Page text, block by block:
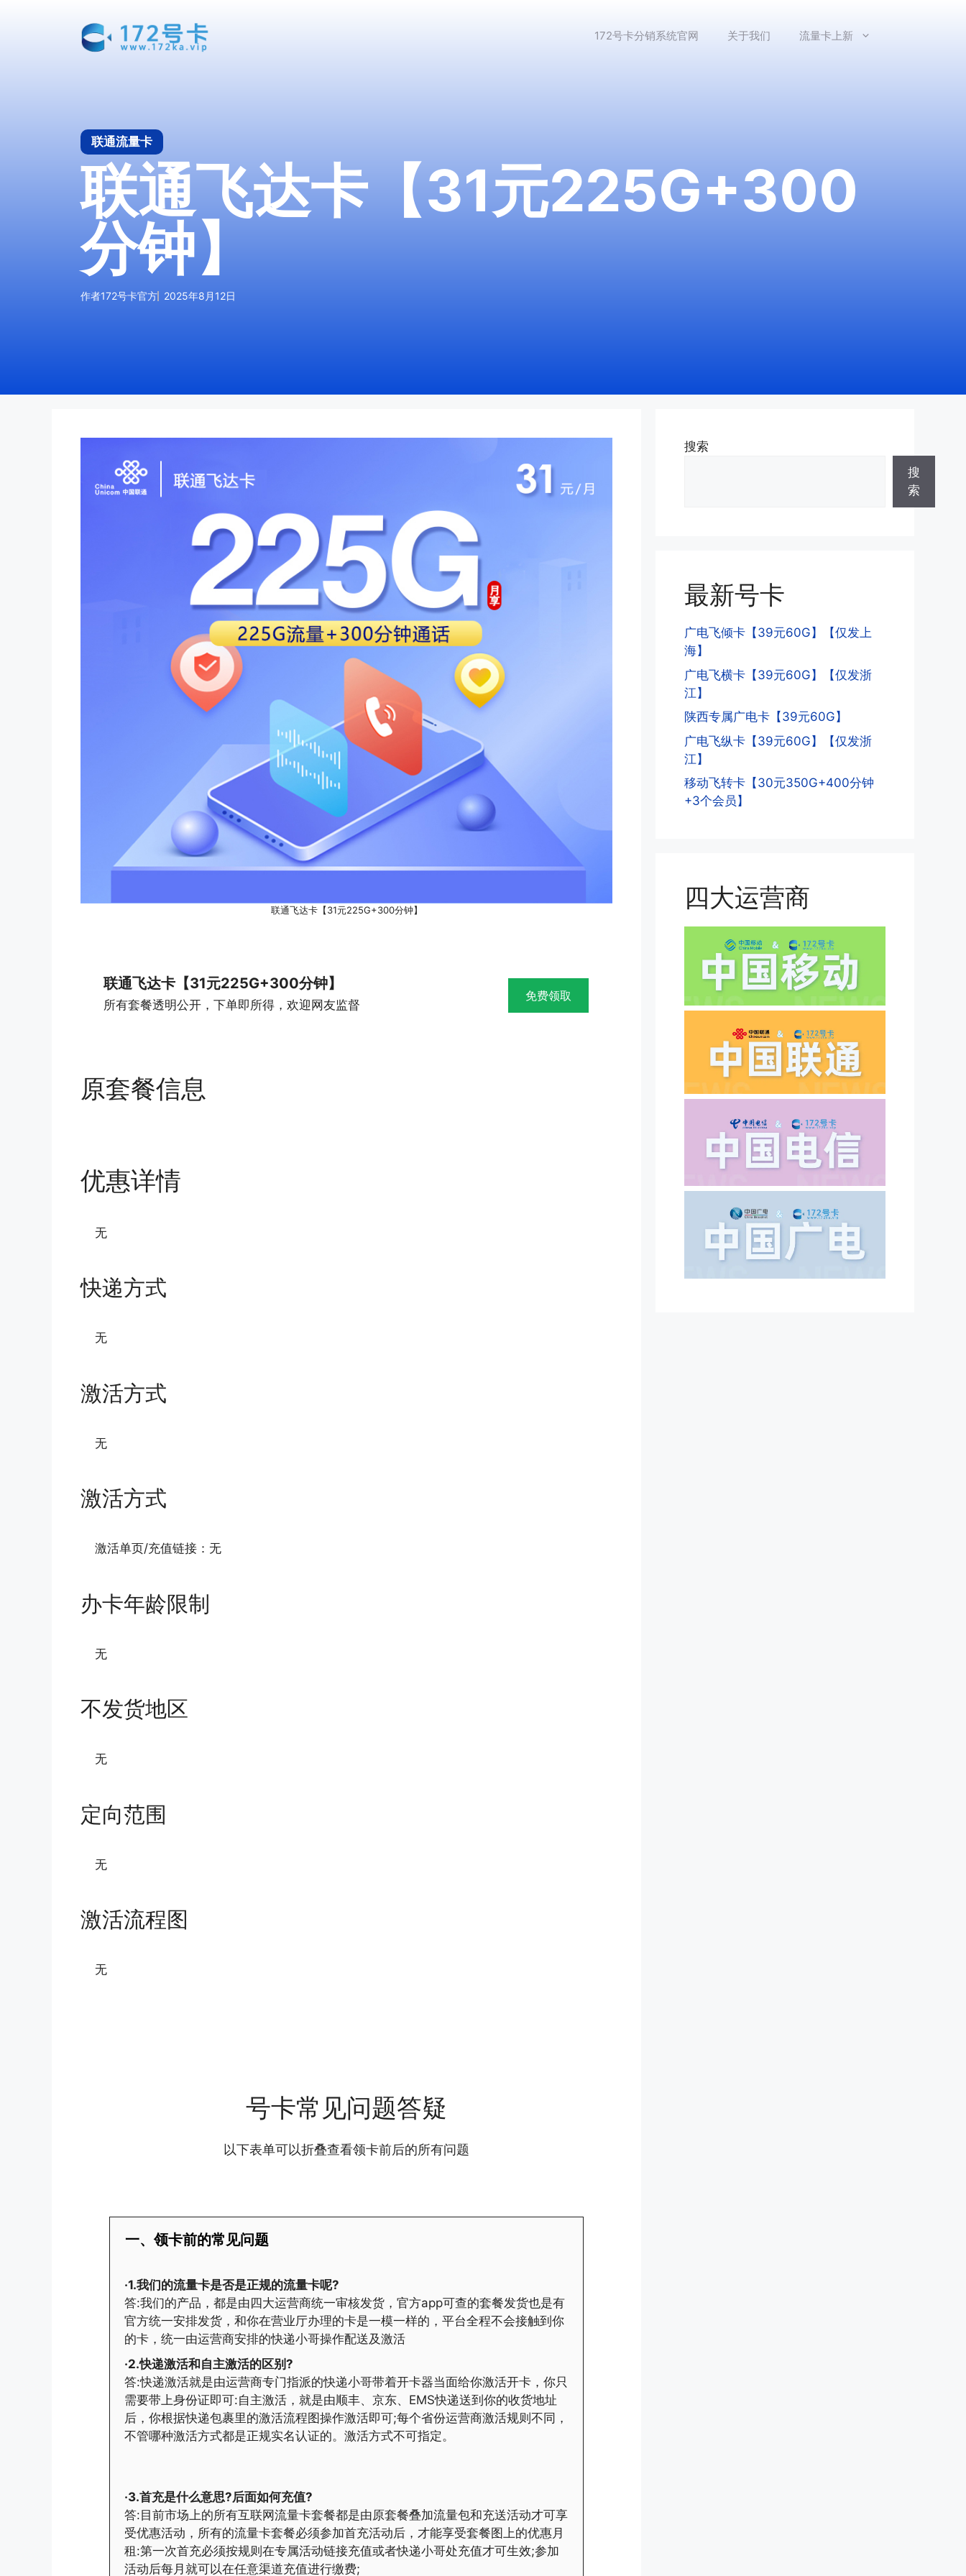
172号卡分销系统官网 关于我们 流量卡上新
联通流量卡
联通飞达卡【31元225G+300
分钟】
作者172号卡官方 2025年8月12日
联通飞达卡【31元225G+300分钟】
联通飞达卡【31元225G+300分钟】
所有套餐透明公开，下单即所得，欢迎网友监督
免费领取
原套餐信息
优惠详情
无
快递方式
无
激活方式
无
激活方式
激活单页/充值链接：无
办卡年龄限制
无
不发货地区
无
定向范围
无
激活流程图
无
号卡常见问题答疑
以下表单可以折叠查看领卡前后的所有问题
一、领卡前的常见问题
·1.我们的流量卡是否是正规的流量卡呢?
答:我们的产品，都是由四大运营商统一审核发货，官方app可查的套餐发货也是有
官方统一安排发货，和你在营业厅办理的卡是一模一样的，平台全程不会接触到你
的卡，统一由运营商安排的快递小哥操作配送及激活
·2.快递激活和自主激活的区别?
答:快递激活就是由运营商专门指派的快递小哥带着开卡器当面给你激活开卡，你只
需要带上身份证即可:自主激活，就是由顺丰、京东、EMS快递送到你的收货地址
后，你根据快递包裹里的激活流程图操作激活即可;每个省份运营商激活规则不同，
不管哪种激活方式都是正规实名认证的。激活方式不可指定。
·3.首充是什么意思?后面如何充值?
答:目前市场上的所有互联网流量卡套餐都是由原套餐叠加流量包和充送活动才可享
受优惠活动，所有的流量卡套餐必须参加首充活动后，才能享受套餐图上的优惠月
租:第一次首充必须按规则在专属活动链接充值或者快递小哥处充值才可生效;参加
活动后每月就可以在任意渠道充值进行缴费;
搜索
搜
索
最新号卡
广电飞倾卡【39元60G】【仅发上
海】
广电飞横卡【39元60G】【仅发浙
江】
陕西专属广电卡【39元60G】
广电飞纵卡【39元60G】【仅发浙
江】
移动飞转卡【30元350G+400分钟
+3个会员】
四大运营商